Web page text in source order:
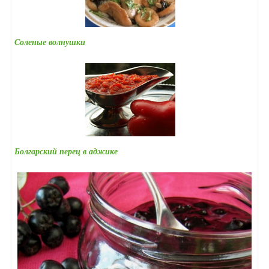
Соленые волнушки
Болгарский перец в аджике